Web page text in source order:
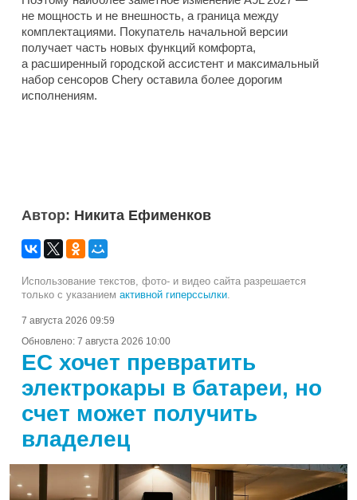
не мощность и не внешность, а граница между
комплектациями. Покупатель начальной версии
получает часть новых функций комфорта,
а расширенный городской ассистент и максимальный
набор сенсоров Chery оставила более дорогим
исполнениям.
Автор: Никита Ефименков
Использование текстов, фото- и видео сайта разрешается
только с указанием активной гиперссылки
7 августа 2026 09:59
Обновлено: 7 августа 2026 10:00
ЕС хочет превратить
электрокары в батареи, но
счет может получить
владелец